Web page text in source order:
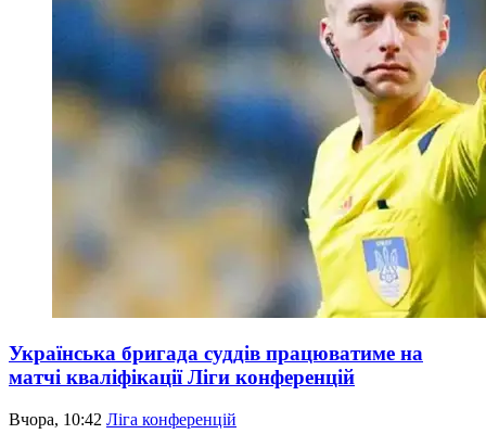
Українська бригада суддів працюватиме на
матчі кваліфікації Ліги конференцій
Вчора, 10:42 Ліга конференцій